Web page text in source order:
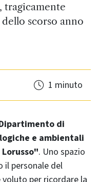
tragicamente
scorso anno
1 minuto
e ambientali
. Uno spazio
personale del